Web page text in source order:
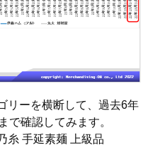
リーを横断して、過去6年
で確認してみます。
糸 手延素麺 上級品